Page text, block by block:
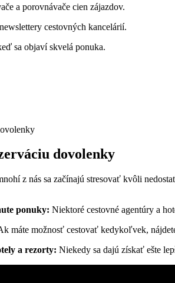
a porovnávače cien zájazdov.
cestovných kancelárií.
sa objaví skvelá ponuka.
dovolenky
z nás sa začínajú stresovať kvôli
ponuky: Niektoré cestovné agentúry a
máte možnosť cestovať kedykoľvek,
a rezorty: Niekedy sa dajú získať ešte